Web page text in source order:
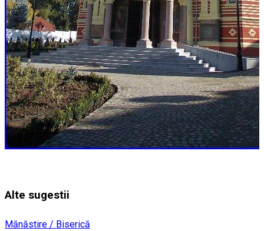
Alte sugestii
Mănăstire / Biserică